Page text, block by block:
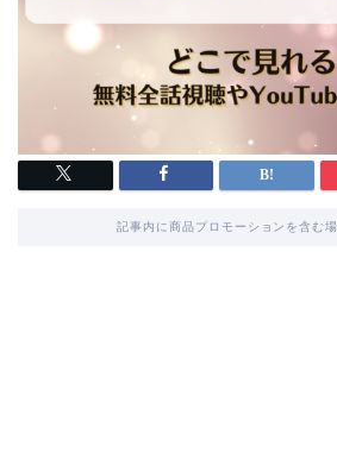
記事内に商品プロモーションを含む